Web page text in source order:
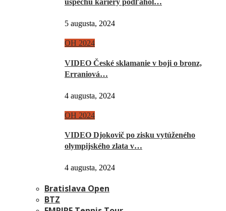
úspechu kariéry podľahol…
5 augusta, 2024
OH 2024
VIDEO České sklamanie v boji o bronz,
Erraniová…
4 augusta, 2024
OH 2024
VIDEO Djokovič po zisku vytúženého
olympijského zlata v…
4 augusta, 2024
Bratislava Open
BTZ